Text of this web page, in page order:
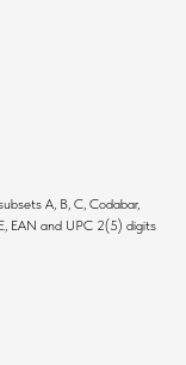
A, B, C, Codabar,
EAN and UPC 2(5) digits